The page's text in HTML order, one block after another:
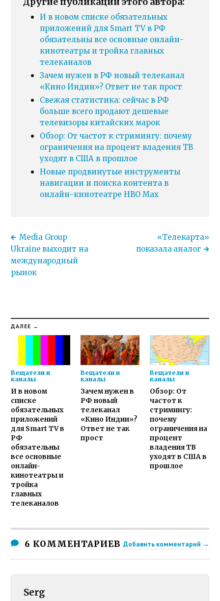
И в новом списке обязательных
приложений для Smart TV в РФ
обязательны все основные онлайн-
кинотеатры и тройка главных
телеканалов
Зачем нужен в РФ новый телеканал
«Кино Индии»? Ответ не так прост
Свежая статистика: сейчас в РФ
больше всего продают дешевые
телевизоры китайских марок
Обзор: От частот к стримингу: почему
ограничения на процент владения ТВ
уходят в США в прошлое
Новые продвинутые инструменты
навигации и поиска контента в
онлайн-кинотеатре HBO Max
Media Group
Ukraine выходит на
международный
рынок
«Телекарта»
показала аналог
ДАЛЕЕ →
Вещатели и
каналы
И в новом
списке
обязательных
приложений
для Smart TV в
РФ
обязательны
все основные
онлайн-
кинотеатры и
тройка
главных
телеканалов
Вещатели и
каналы
Зачем нужен в
РФ новый
телеканал
«Кино Индии»?
Ответ не так
прост
Вещатели и
каналы
Обзор: От
частот к
стримингу:
почему
ограничения на
процент
владения ТВ
уходят в США в
прошлое
6 КОММЕНТАРИЕВ Добавить комментарий →
Serg